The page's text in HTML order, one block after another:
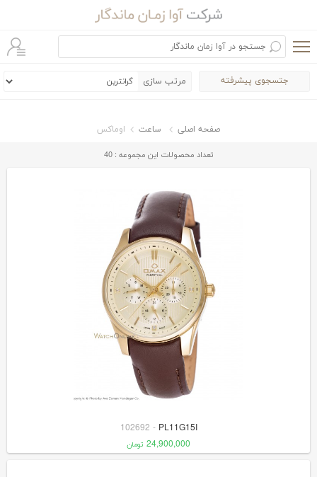
جتسجوی پیشرفته مرتب سازی
صفحه اصلی ساعت اوماکس
تعداد محصولات این مجموعه : 40
PL11G15I
-
102692
24,900,000 تومان